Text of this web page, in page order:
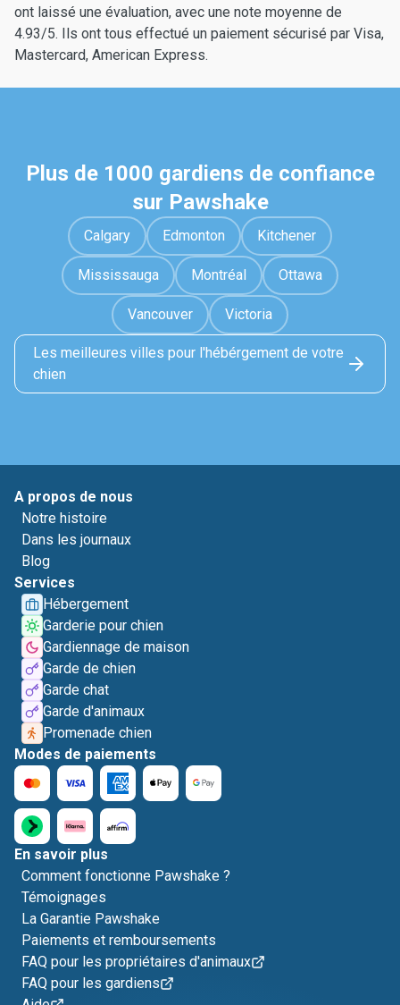
ont laissé une évaluation, avec une note moyenne de
4.93/5. Ils ont tous effectué un paiement sécurisé par Visa,
Mastercard, American Express.
Plus de 1000 gardiens de confiance
sur Pawshake
Calgary Edmonton Kitchener
Mississauga Montréal Ottawa
Vancouver Victoria
Les meilleures villes pour l'hébérgement de votre
chien
A propos de nous
Notre histoire
Dans les journaux
Blog
Services
Hébergement
Garderie pour chien
Gardiennage de maison
Garde de chien
Garde chat
Garde d'animaux
Promenade chien
Modes de paiements
En savoir plus
Comment fonctionne Pawshake ?
Témoignages
La Garantie Pawshake
Paiements et remboursements
FAQ pour les propriétaires d'animaux
FAQ pour les gardiens